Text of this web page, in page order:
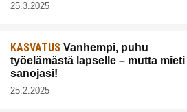
25.3.2025
KASVATUS Vanhempi, puhu
työelämästä lapselle – mutta mieti
sanojasi!
25.2.2025